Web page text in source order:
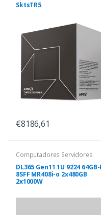
SktsTR5
€8186,61
Computadores Servidores
DL365 Gen11 1U 9224 64GB-
8SFF MR408i-o 2x480GB
2x1000W